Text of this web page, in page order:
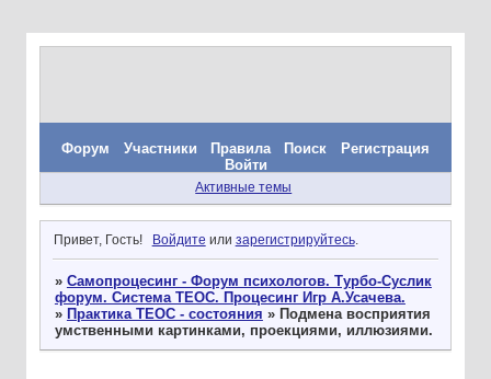
Форум Участники Правила Поиск
Регистрация
Войти
Активные темы
Привет, Гость! Войдите или зарегистрируйтесь.
» Самопроцесинг - Форум психологов. Турбо-Суслик
форум. Система ТЕОС. Процесинг Игр А.Усачева.
» Практика ТЕОС - состояния » Подмена восприятия
умственными картинками, проекциями, иллюзиями.